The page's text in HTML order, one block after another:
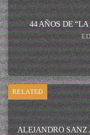
44 AÑOS DE
RELATED
ALEJANDRO SANZ